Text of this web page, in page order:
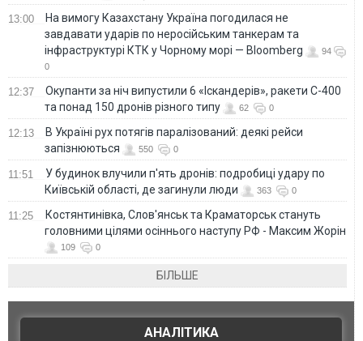
13:00
На вимогу Казахстану Україна погодилася не
завдавати ударів по неросійським танкерам та
інфраструктурі КТК у Чорному морі — Bloomberg
94
0
12:37
Окупанти за ніч випустили 6 «Іскандерів», ракети С-400
та понад 150 дронів різного типу
62 0
12:13
В Україні рух потягів паралізований: деякі рейси
запізнюються
550 0
11:51
У будинок влучили п'ять дронів: подробиці удару по
Київській області, де загинули люди
363 0
11:25
Костянтинівка, Слов'янськ та Краматорськ стануть
головними цілями осіннього наступу РФ - Максим Жорін
109 0
БІЛЬШЕ
АНАЛІТИКА